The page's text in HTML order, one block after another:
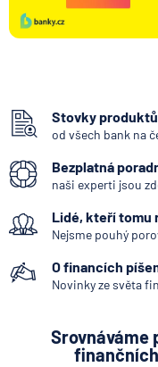
Stovky
od všech bank na
Bezplatná
naši experti jsou
Lidé, kteří tomu
Nejsme pouhý
O financích
Novinky ze světa
Srovnáváme